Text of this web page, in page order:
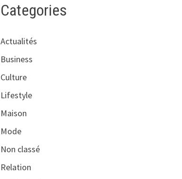
Categories
Actualités
Business
Culture
Lifestyle
Maison
Mode
Non classé
Relation